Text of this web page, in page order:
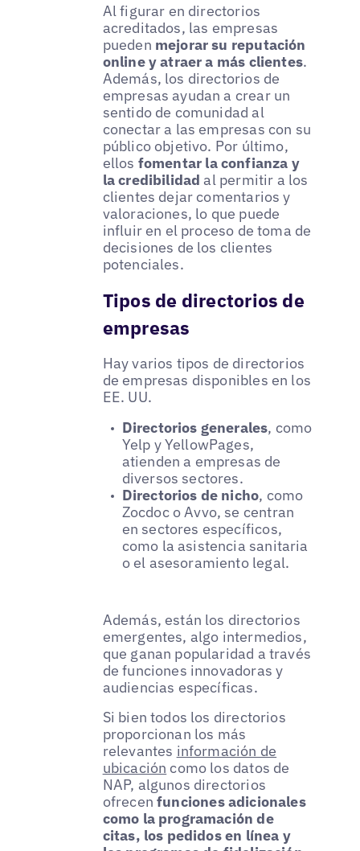
Al figurar en directorios
acreditados, las empresas
pueden mejorar su reputación
online y atraer a más clientes.
Además, los directorios de
empresas ayudan a crear un
sentido de comunidad al
conectar a las empresas con su
público objetivo. Por último,
ellos fomentar la confianza y
la credibilidad al permitir a los
clientes dejar comentarios y
valoraciones, lo que puede
influir en el proceso de toma de
decisiones de los clientes
potenciales.
Tipos de directorios de
empresas
Hay varios tipos de directorios
de empresas disponibles en los
EE. UU.
Directorios generales, como
Yelp y YellowPages,
atienden a empresas de
diversos sectores.
Directorios de nicho, como
Zocdoc o Avvo, se centran
en sectores específicos,
como la asistencia sanitaria
o el asesoramiento legal.
Además, están los directorios
emergentes, algo intermedios,
que ganan popularidad a través
de funciones innovadoras y
audiencias específicas.
Si bien todos los directorios
proporcionan los más
relevantes información de
ubicación como los datos de
NAP, algunos directorios
ofrecenfunciones adicionales
como la programación de
citas, los pedidos en línea y